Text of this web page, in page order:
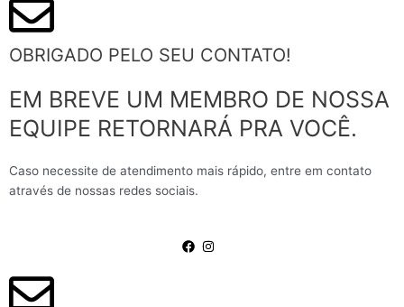
OBRIGADO PELO SEU CONTATO!
EM BREVE UM MEMBRO DE NOSSA
EQUIPE RETORNARÁ PRA VOCÊ.
Caso necessite de atendimento mais rápido, entre em contato
através de nossas redes sociais.